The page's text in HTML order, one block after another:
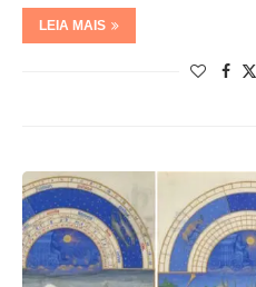
LEIA MAIS